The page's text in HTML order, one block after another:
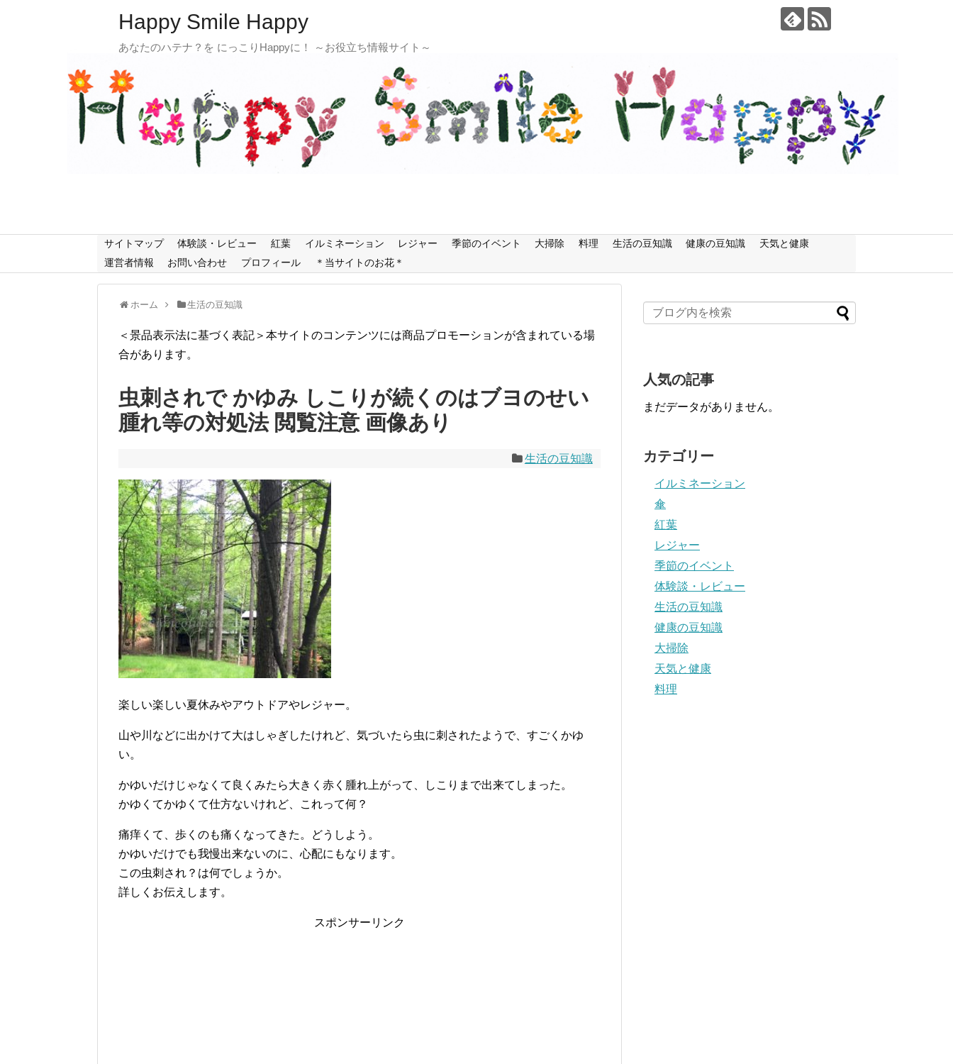
Happy Smile Happy
あなたのハテナ？を にっこりHappyに！ ～お役立ち情報サイト～
サイトマップ 体験談・レビュー 紅葉 イルミネーション レジャー 季節のイベント 大掃除 料理 生活の豆知識 健康の豆知識
天気と健康
運営者情報
お問い合わせ プロフィール ＊当サイトのお花＊
ホーム 生活の豆知識
＜景品表示法に基づく表記＞本サイトのコンテンツには商品プロモーションが含まれている場
合があります。
虫刺されで かゆみ しこりが続くのはブヨのせい
腫れ等の対処法 閲覧注意 画像あり
生活の豆知識
楽しい楽しい夏休みやアウトドアやレジャー。
山や川などに出かけて大はしゃぎしたけれど、気づいたら虫に刺されたようで、すごくかゆ
い。
かゆいだけじゃなくて良くみたら大きく赤く腫れ上がって、しこりまで出来てしまった。
かゆくてかゆくて仕方ないけれど、これって何？
痛痒くて、歩くのも痛くなってきた。どうしよう。
かゆいだけでも我慢出来ないのに、心配にもなります。
この虫刺され？は何でしょうか。
詳しくお伝えします。
スポンサーリンク
人気の記事
まだデータがありません。
カテゴリー
イルミネーション
傘
紅葉
レジャー
季節のイベント
体験談・レビュー
生活の豆知識
健康の豆知識
大掃除
天気と健康
料理